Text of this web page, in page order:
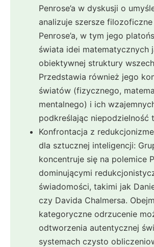
Penrose’a w dyskusji o
analizuje szersze
Penrose’a, w tym jego
świata idei matematycznych
obiektywnej struktury
Przedstawia również jego
światów (fizycznego,
mentalnego) i ich
podkreślając niepodzielność
Konfrontacja z
dla sztucznej inteligencji:
koncentruje się na polemice
dominującymi
świadomości, takimi jak
czy Davida Chalmersa.
kategoryczne odrzucenie
odtworzenia autentycznej
systemach czysto